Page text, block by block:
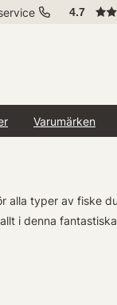
4.7
Varumärken
alla typer av fiske
i denna
idag!